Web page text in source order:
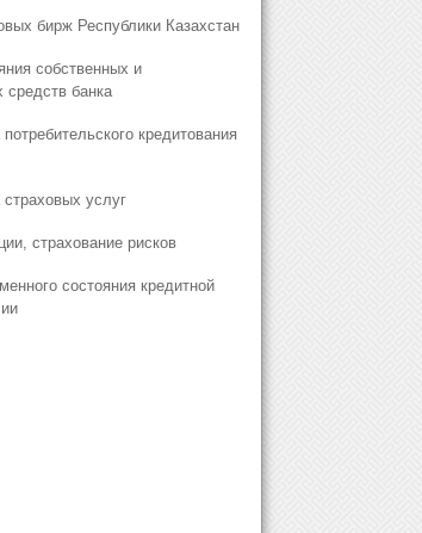
бирж Республики Казахстан
собственных и
средств банка
кредитования
услуг
страхование рисков
состояния кредитной